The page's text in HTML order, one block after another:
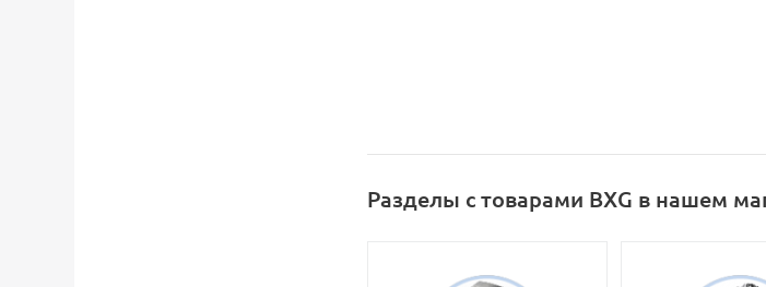
Разделы с товарами BXG в нашем